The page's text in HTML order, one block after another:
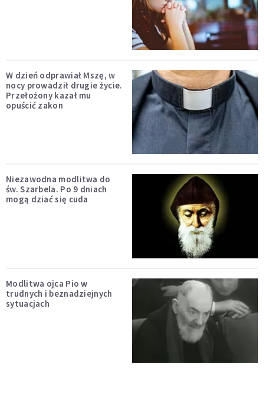
W dzień odprawiał Mszę, w
nocy prowadził drugie życie.
Przełożony kazał mu
opuścić zakon
Niezawodna modlitwa do
św. Szarbela. Po 9 dniach
mogą dziać się cuda
Modlitwa ojca Pio w
trudnych i beznadziejnych
sytuacjach